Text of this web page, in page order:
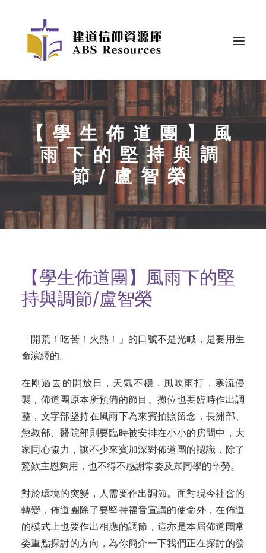
【學生佈道團】風
雨下的堅持與調
節/盧智榮
【學生佈道團】風雨下的堅
持與調節/盧智榮
「開荒！吃苦！火熱！」的口號不是光喊，是要用生
命演繹的。
在剛過去的開放日，天氣不穩，風吹雨打，寒流侵
襲，佈道團原本所預備的節目、攤位也要臨時作出調
整，文字部堅持在風雨下為來賓拍照留念，長洲部、
懲教部、醫院部則要臨時被安排在小小的房間中，大
家同心協力，讓不少來賓加深對佈道團的認識，除了
驚歎主恩夠用，也不得不感謝常委及眾同學的辛勞。
對於環境的突變，人需要作出調節。面對現今社會的
轉變，佈道團除了要堅持福音宣講的使命外，在佈道
的模式上也要作出相應的調節，這亦是本屆佈道團常
委重點探討的方向，為你簡介一下我們正在探討的發